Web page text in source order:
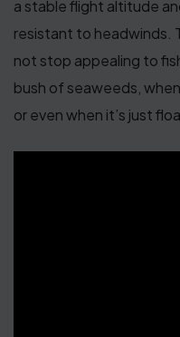
a stable flight altitude
resistant to headwinds.
not stop appealing to
bush of seaweeds,
or even when it’s just